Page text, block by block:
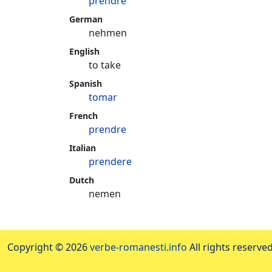
German
nehmen
English
to take
Spanish
tomar
French
prendre
Italian
prendere
Dutch
nemen
Copyright © 2026verbe-romanesti.info All rights